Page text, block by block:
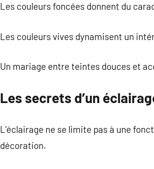
Les couleurs foncées donnent du
Les couleurs vives dynamisent un
Un mariage entre teintes douces et
Les secrets d’un
L’éclairage ne se limite pas à une
décoration.